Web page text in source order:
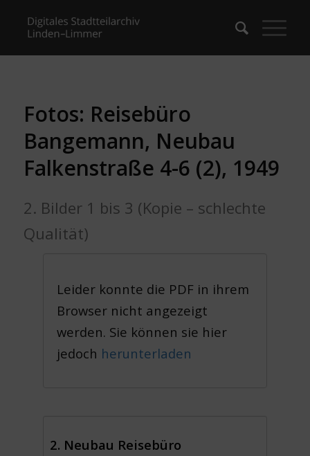
Fotos: Reisebüro
Bangemann, Neubau
Falkenstraße 4-6 (2), 1949
2. Bilder 1 bis 3 (Kopie – schlechte
Qualität)
Leider konnte die PDF in ihrem
Browser nicht angezeigt
werden. Sie können sie hier
jedoch herunterladen
2. Neubau Reisebüro